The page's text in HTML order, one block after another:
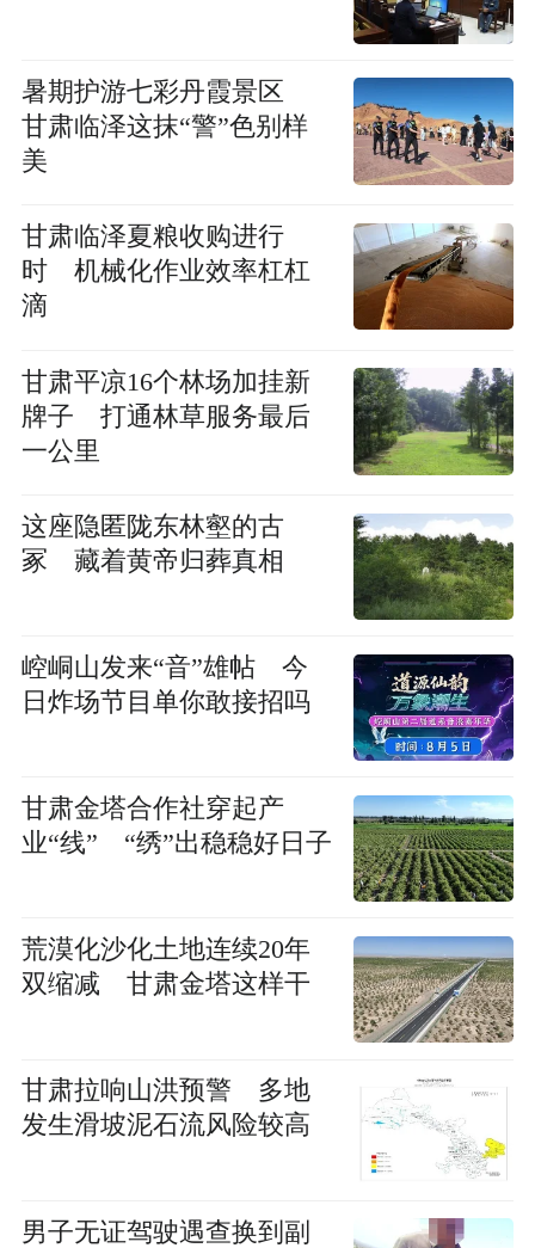
暑期护游七彩丹霞景区
甘肃临泽这抹“警”色别样
美
甘肃临泽夏粮收购进行
时 机械化作业效率杠杠
滴
甘肃平凉16个林场加挂新
牌子 打通林草服务最后
一公里
这座隐匿陇东林壑的古
冢 藏着黄帝归葬真相
崆峒山发来“音”雄帖 今
日炸场节目单你敢接招吗
甘肃金塔合作社穿起产
业“线” “绣”出稳稳好日子
荒漠化沙化土地连续20年
双缩减 甘肃金塔这样干
甘肃拉响山洪预警 多地
发生滑坡泥石流风险较高
男子无证驾驶遇查换到副